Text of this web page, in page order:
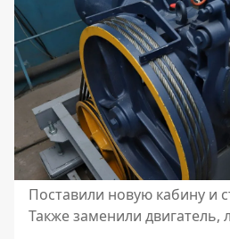
Поставили новую кабину и
Также заменили двигатель,